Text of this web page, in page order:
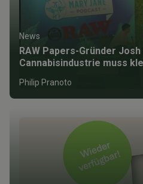
News
RAW Papers-Gründer
Cannabisindustrie muss
Philip Pranoto